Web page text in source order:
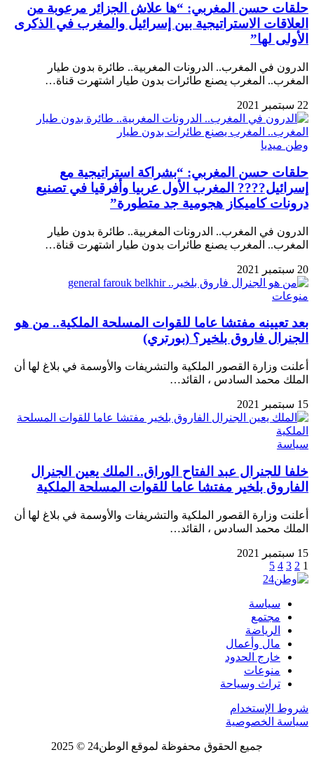
حلقات حسن المغربي: “ها علاش الجزائر مرعوبة من
العلاقات الاستراتيجية بين إسرائيل والمغرب في الذكرى
الأولى لها”
الدرون في المغرب.. الدرونات المغربية.. طائرة بدون طيار
المغرب.. المغرب يصنع طائرات بدون طيار اشتهرت قناة…
22 سبتمبر 2021
وطن ميديا
حلقات حسن المغربي: “بشراكة استراتيجية مع
إسرائيل???? المغرب الأول عربيا وأفرقيا في تصنيع
درونات كاميكاز هجومية جد متطورة”
الدرون في المغرب.. الدرونات المغربية.. طائرة بدون طيار
المغرب.. المغرب يصنع طائرات بدون طيار اشتهرت قناة…
20 سبتمبر 2021
منوعات
بعد تعيينه مفتشا عاما للقوات المسلحة الملكية.. من هو
الجنرال فاروق بلخير؟ (بورتري)
أعلنت وزارة القصور الملكية والتشريفات والأوسمة في بلاغ لها أن
الملك محمد السادس ، القائد…
15 سبتمبر 2021
سياسة
خلفا للجنرال عبد الفتاح الوراق.. الملك يعين الجنرال
الفاروق بلخير مفتشا عاما للقوات المسلحة الملكية
أعلنت وزارة القصور الملكية والتشريفات والأوسمة في بلاغ لها أن
الملك محمد السادس ، القائد…
15 سبتمبر 2021
1
2
3
4
5
سياسة
مجتمع
الرياضة
مال وأعمال
خارج الحدود
منوعات
تراث وسياحة
شروط الإستخدام
سياسة الخصوصية
جميع الحقوق محفوظة لموقع الوطن24 © 2025